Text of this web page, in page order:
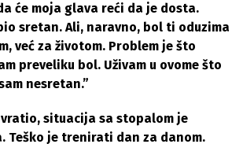
će moja glava reći da je dosta.
sretan. Ali, naravno, bol ti oduzima
već za životom. Problem je što
preveliku bol. Uživam u ovome što
nesretan.”
vratio, situacija sa stopalom je
Teško je trenirati dan za danom.